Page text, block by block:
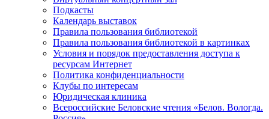
Подкасты
Календарь выставок
Правила пользования библиотекой
Правила пользования библиотекой в картинках
Условия и порядок предоставления доступа к
ресурсам Интернет
Политика конфиденциальности
Клубы по интересам
Юридическая клиника
Всероссийские Беловские чтения «Белов. Вологда.